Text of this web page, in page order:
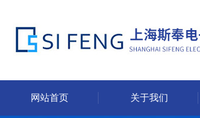
网站首页 关于我们